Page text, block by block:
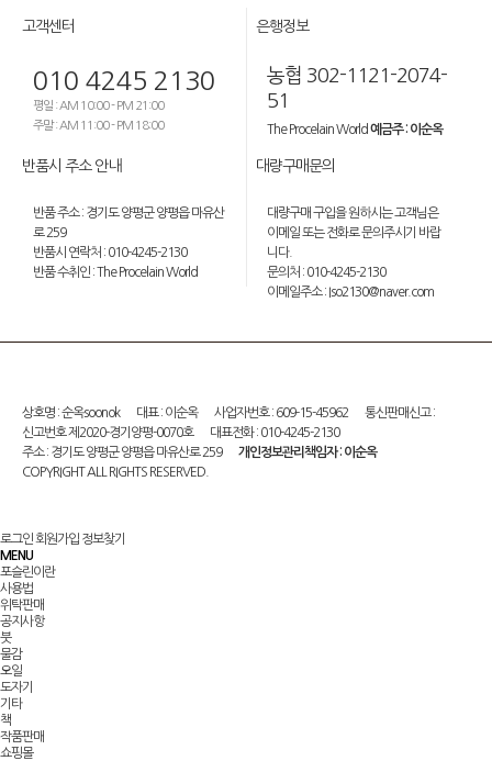
고객센터
010 4245 2130
평일 : AM 10:00 - PM 21:00
주말 : AM 11:00 - PM 18:00
은행정보
농협 302-1121-2074-
51
The Procelain World예금주 : 이순옥
반품시 주소 안내
반품 주소 : 경기도 양평군 양평읍 마유산
로 259
반품시 연락처 : 010-4245-2130
반품 수취인 : The Procelain World
대량구매문의
대량구매 구입을 원하시는 고객님은
이메일 또는 전화로 문의주시기 바랍
니다.
문의처 : 010-4245-2130
이메일주소 : Iso2130@naver.com
상호명 : 순옥soonok 대표 : 이순옥 사업자번호 : 609-15-45962
통신판매신고 :
신고번호 제2020-경기양평-0070호
대표전화 : 010-4245-2130
주소 : 경기도 양평군 양평읍 마유산로 259
개인정보관리책임자 : 이순옥
COPYRIGHT ALL RIGHTS RESERVED.
로그인회원가입 정보찾기
MENU
포슬린이란
사용법
위탁판매
공지사항
붓
물감
오일
도자기
기타
책
작품판매
쇼핑몰